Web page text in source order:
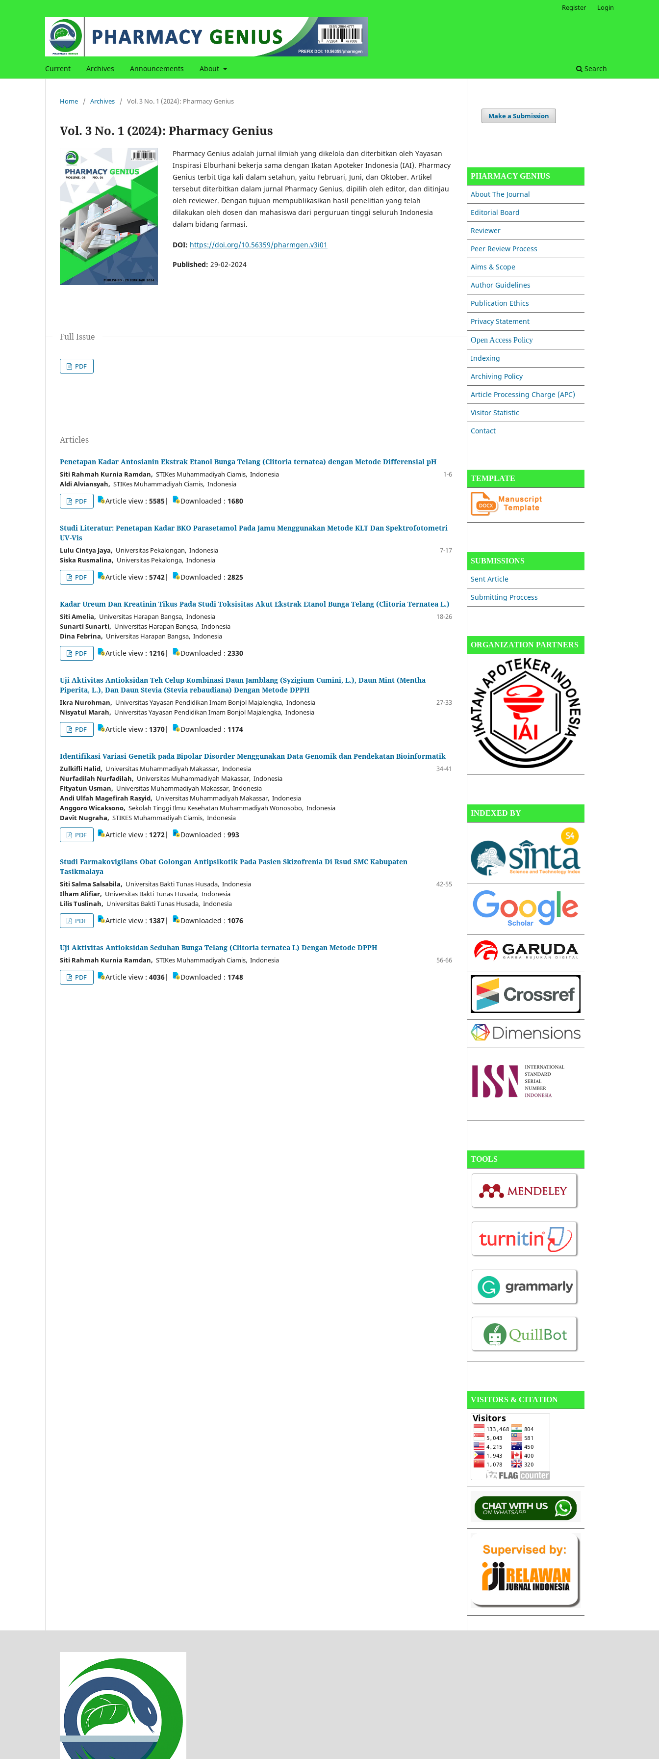
Current Archives Announcements About Search
Register Login
Home / Archives / Vol. 3 No. 1 (2024): Pharmacy Genius
Vol. 3 No. 1 (2024): Pharmacy Genius
Pharmacy Genius adalah jurnal ilmiah yang dikelola dan diterbitkan oleh Yayasan
Inspirasi Elburhani bekerja sama dengan Ikatan Apoteker Indonesia (IAI). Pharmacy
Genius terbit tiga kali dalam setahun, yaitu Februari, Juni, dan Oktober. Artikel
tersebut diterbitkan dalam jurnal Pharmacy Genius, dipilih oleh editor, dan ditinjau
oleh reviewer. Dengan tujuan mempublikasikan hasil penelitian yang telah
dilakukan oleh dosen dan mahasiswa dari perguruan tinggi seluruh Indonesia
dalam bidang farmasi.
DOI: https://doi.org/10.56359/pharmgen.v3i01
Published: 29-02-2024
Full Issue
PDF
Articles
Penetapan Kadar Antosianin Ekstrak Etanol Bunga Telang (Clitoria ternatea) dengan Metode Differensial pH
Siti Rahmah Kurnia Ramdan, STIKes Muhammadiyah Ciamis, Indonesia
Aldi Alviansyah, STIKes Muhammadiyah Ciamis, Indonesia
1-6
PDF Article view :5585 | Downloaded :1680
Studi Literatur: Penetapan Kadar BKO Parasetamol Pada Jamu Menggunakan Metode KLT Dan Spektrofotometri
UV-Vis
Lulu Cintya Jaya, Universitas Pekalongan, Indonesia
Siska Rusmalina, Universitas Pekalonga, Indonesia
7-17
PDF Article view :5742| Downloaded :2825
Kadar Ureum Dan Kreatinin Tikus Pada Studi Toksisitas Akut Ekstrak Etanol Bunga Telang (Clitoria Ternatea L.)
Siti Amelia, Universitas Harapan Bangsa, Indonesia
Sunarti Sunarti, Universitas Harapan Bangsa, Indonesia
Dina Febrina, Universitas Harapan Bangsa, Indonesia
18-26
PDF Article view :1216| Downloaded :2330
Uji Aktivitas Antioksidan Teh Celup Kombinasi Daun Jamblang (Syzigium Cumini, L.), Daun Mint (Mentha
Piperita, L.), Dan Daun Stevia (Stevia rebaudiana) Dengan Metode DPPH
Ikra Nurohman, Universitas Yayasan Pendidikan Imam Bonjol Majalengka, Indonesia
Nisyatul Marah, Universitas Yayasan Pendidikan Imam Bonjol Majalengka, Indonesia
27-33
PDF Article view :1370| Downloaded :1174
Identifikasi Variasi Genetik pada Bipolar Disorder Menggunakan Data Genomik dan Pendekatan Bioinformatik
Zulkifli Halid, Universitas Muhammadiyah Makassar, Indonesia
Nurfadilah Nurfadilah, Universitas Muhammadiyah Makassar, Indonesia
Fityatun Usman, Universitas Muhammadiyah Makassar, Indonesia
Andi Ulfah Magefirah Rasyid, Universitas Muhammadiyah Makassar, Indonesia
Anggoro Wicaksono, Sekolah Tinggi Ilmu Kesehatan Muhammadiyah Wonosobo, Indonesia
Davit Nugraha, STIKES Muhammadiyah Ciamis, Indonesia
34-41
PDF Article view :1272| Downloaded :993
Studi Farmakovigilans Obat Golongan Antipsikotik Pada Pasien Skizofrenia Di Rsud SMC Kabupaten
Tasikmalaya
Siti Salma Salsabila, Universitas Bakti Tunas Husada, Indonesia
Ilham Alifiar, Universitas Bakti Tunas Husada, Indonesia
Lilis Tuslinah, Universitas Bakti Tunas Husada, Indonesia
42-55
PDF Article view :1387| Downloaded :1076
Uji Aktivitas Antioksidan Seduhan Bunga Telang (Clitoria ternatea L) Dengan Metode DPPH
Siti Rahmah Kurnia Ramdan, STIKes Muhammadiyah Ciamis, Indonesia
56-66
PDF
Article view :4036| Downloaded :1748
Make a Submission
PHARMACY GENIUS
About The Journal
Editorial Board
Reviewer
Peer Review Process
Aims & Scope
Author Guidelines
Publication Ethics
Privacy Statement
Open Access Policy
Indexing
Archiving Policy
Article Processing Charge (APC)
Visitor Statistic
Contact
TEMPLATE
SUBMISSIONS
Sent Article
Submitting Proccess
ORGANIZATION PARTNERS
INDEXED BY
TOOLS
VISITORS & CITATION